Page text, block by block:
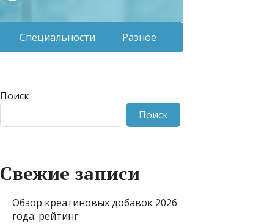
Специальности Разное
Поиск
Поиск
Свежие записи
Обзор креатиновых добавок 2026
года: рейтинг